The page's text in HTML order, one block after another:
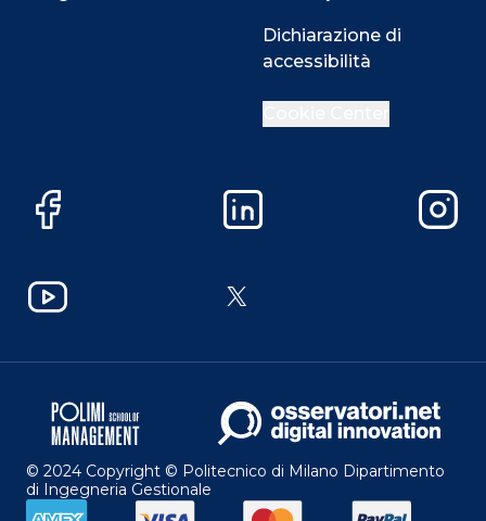
Dichiarazione di
accessibilità
Facebook LinkedIn
YouTube X
© 2024 Copyright © Politecnico di Milano Dipartimento
di Ingegneria Gestionale